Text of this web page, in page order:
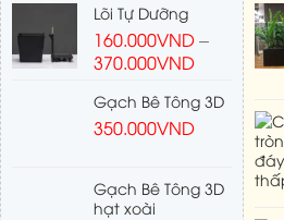
Lõi Tự Dưỡng
160.000VND–
370.000VND
Gạch Bê Tông 3D
350.000VND
Gạch Bê Tông 3D
hạt xoài